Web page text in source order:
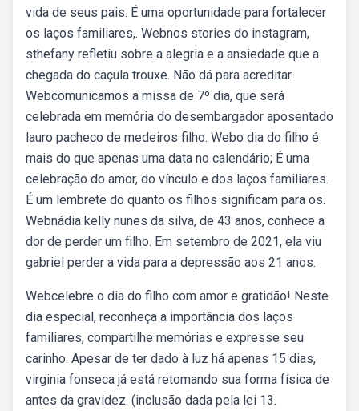
vida de seus pais. É uma oportunidade para fortalecer
os laços familiares,. Webnos stories do instagram,
sthefany refletiu sobre a alegria e a ansiedade que a
chegada do caçula trouxe. Não dá para acreditar.
Webcomunicamos a missa de 7º dia, que será
celebrada em memória do desembargador aposentado
lauro pacheco de medeiros filho. Webo dia do filho é
mais do que apenas uma data no calendário; É uma
celebração do amor, do vínculo e dos laços familiares.
É um lembrete do quanto os filhos significam para os.
Webnádia kelly nunes da silva, de 43 anos, conhece a
dor de perder um filho. Em setembro de 2021, ela viu
gabriel perder a vida para a depressão aos 21 anos.
Webcelebre o dia do filho com amor e gratidão! Neste
dia especial, reconheça a importância dos laços
familiares, compartilhe memórias e expresse seu
carinho. Apesar de ter dado à luz há apenas 15 dias,
virginia fonseca já está retomando sua forma física de
antes da gravidez. (inclusão dada pela lei 13.